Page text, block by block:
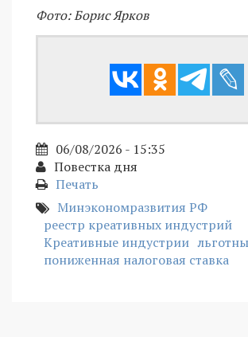
Фото: Борис Ярков
06/08/2026 - 15:35
Повестка дня
Печать
Минэкономразвития РФ
реестр креативных индустрий
Креативные индустрии
пониженная налоговая ставка